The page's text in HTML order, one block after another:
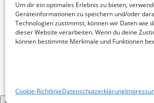
Um dir ein optimales Erlebnis zu bieten,
Geräteinformationen zu speichern und/oder
Technologien zustimmst, können wir Daten wie
dieser Website verarbeiten. Wenn du deine
können bestimmte Merkmale und Funktionen
Cookie-RichtlinieDatenschutzerklärung